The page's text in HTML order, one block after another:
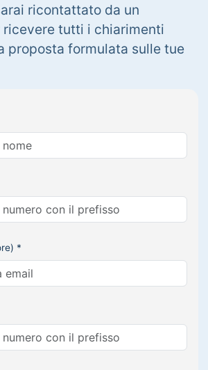
ricontattato da un
ricevere tutti i chiarimenti
proposta formulata sulle tue
*